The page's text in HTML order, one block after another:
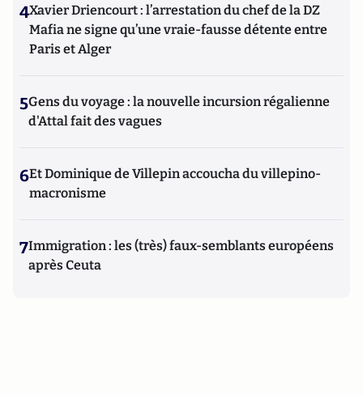
4Xavier Driencourt : l’arrestation du chef de la DZ
Mafia ne signe qu’une vraie-fausse détente entre
Paris et Alger
5Gens du voyage : la nouvelle incursion régalienne
d'Attal fait des vagues
6Et Dominique de Villepin accoucha du villepino-
macronisme
7Immigration : les (très) faux-semblants européens
après Ceuta